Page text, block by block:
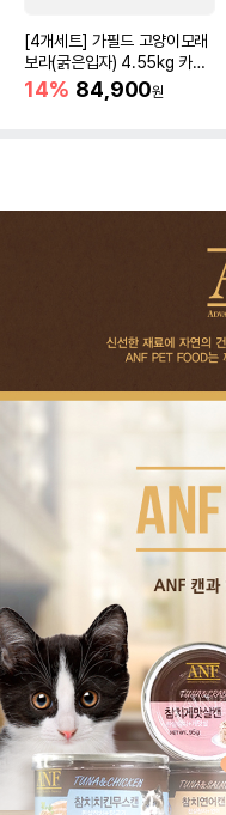
[4개세트] 가필드 고양이모래
보라(굵은입자) 4.55kg 카사
바모래
14% 84,900원